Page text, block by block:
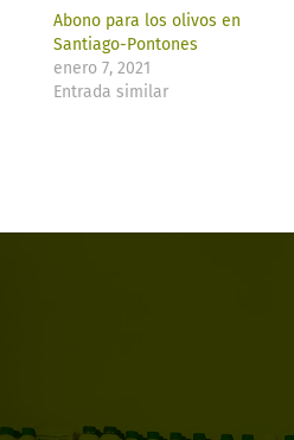
Abono para los olivos en
Santiago-Pontones​
enero 7, 2021
Entrada similar